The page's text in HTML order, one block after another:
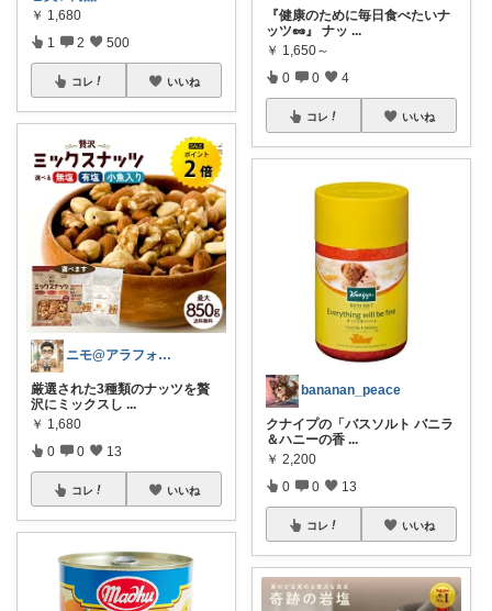
￥ 1,680
1 2 500
コレ いいね
ニモ@アラフォーこだわり男子
厳選された3種類のナッツを贅
沢にミックスし ...
￥ 1,680
0 0 13
コレ いいね
『健康のために毎日食べたいナ
ッツ🥜』 ナッ ...
￥ 1,650～
0 0 4
コレ いいね
bananan_peace
クナイプの「バスソルト バニラ
＆ハニーの香 ...
￥ 2,200
0 0 13
コレ いいね